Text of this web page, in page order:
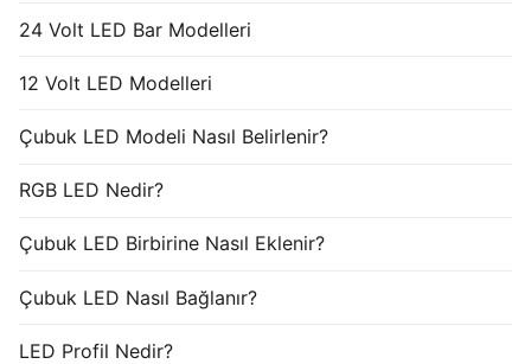
24 Volt LED Bar Modelleri
12 Volt LED Modelleri
Çubuk LED Modeli Nasıl Belirlenir?
RGB LED Nedir?
Çubuk LED Birbirine Nasıl Eklenir?
Çubuk LED Nasıl Bağlanır?
LED Profil Nedir?